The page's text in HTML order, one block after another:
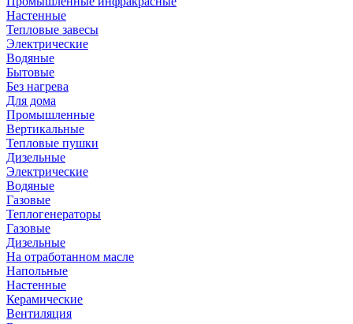
Настенные
Тепловые завесы
Электрические
Водяные
Бытовые
Без нагрева
Для дома
Промышленные
Вертикальные
Тепловые пушки
Дизельные
Электрические
Водяные
Газовые
Теплогенераторы
Газовые
Дизельные
На отработанном масле
Напольные
Настенные
Керамические
Вентиляция